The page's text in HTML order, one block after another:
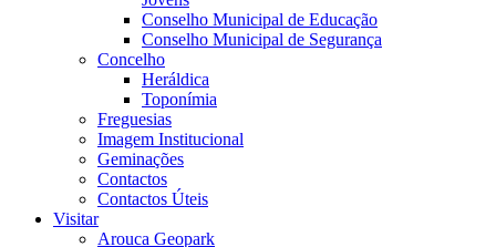
Conselho Municipal de Educação
Conselho Municipal de Segurança
Concelho
Heráldica
Toponímia
Freguesias
Imagem Institucional
Geminações
Contactos
Contactos Úteis
Visitar
Arouca Geopark